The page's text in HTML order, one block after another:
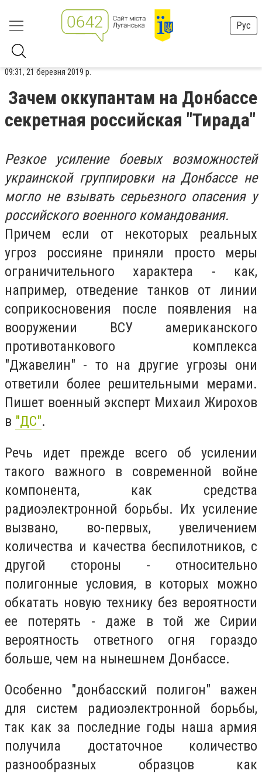
Рус
09:31, 21 березня 2019 р.
Зачем оккупантам на Донбассе
секретная российская "Тирада"
Резкое усиление боевых возможностей
украинской группировки на Донбассе не
могло не взывать серьезного опасения у
российского военного командования.
Причем если от некоторых реальных
угроз россияне приняли просто меры
ограничительного характера - как,
например, отведение танков от линии
соприкосновения после появления на
вооружении ВСУ американского
противотанкового комплекса
"Джавелин" - то на другие угрозы они
ответили более решительными мерами.
Пишет военный эксперт Михаил Жирохов
в "ДС".
Речь идет прежде всего об усилении
такого важного в современной войне
компонента, как средства
радиоэлектронной борьбы. Их усиление
вызвано, во-первых, увеличением
количества и качества беспилотников, с
другой стороны - относительно
полигонные условия, в которых можно
обкатать новую технику без вероятности
ее потерять - даже в той же Сирии
вероятность ответного огня гораздо
больше, чем на нынешнем Донбассе.
Особенно "донбасский полигон" важен
для систем радиоэлектронной борьбы,
так как за последние годы наша армия
получила достаточное количество
разнообразных образцов как